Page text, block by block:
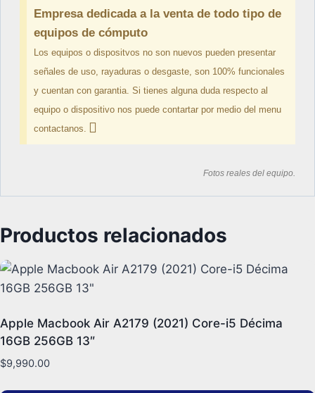
Empresa dedicada a la venta de todo tipo de
equipos de cómputo
Los equipos o dispositvos no son nuevos pueden presentar
señales de uso, rayaduras o desgaste, son 100% funcionales
y cuentan con garantia. Si tienes alguna duda respecto al
equipo o dispositivo nos puede contartar por medio del menu
contactanos.
Fotos reales del equipo.
Productos relacionados
Apple Macbook Air A2179 (2021) Core-i5 Décima
16GB 256GB 13″
$9,990.00